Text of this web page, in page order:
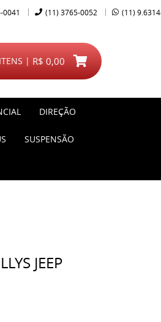
0041 (11) 3765-0052 (11)
ITENS R$ 0,00
DIREÇÃO
SUSPENSÃO
JEEP